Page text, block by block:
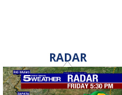
RADAR